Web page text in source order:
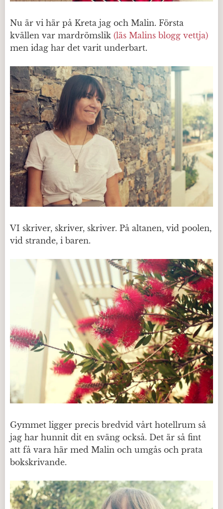
Nu är vi här på Kreta jag och Malin. Första
kvällen var mardrömslik (läs Malins blogg vettja)
men idag har det varit underbart.
VI skriver, skriver, skriver. På altanen, vid poolen,
vid strande, i baren.
Gymmet ligger precis bredvid vårt hotellrum så
jag har hunnit dit en sväng också. Det är så fint
att få vara här med Malin och umgås och prata
bokskrivande.